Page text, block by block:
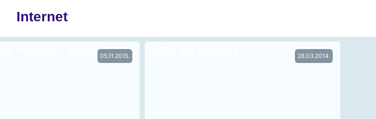
Internet
05.11.2015.
“Telenor“ mreža u
28.03.2014.